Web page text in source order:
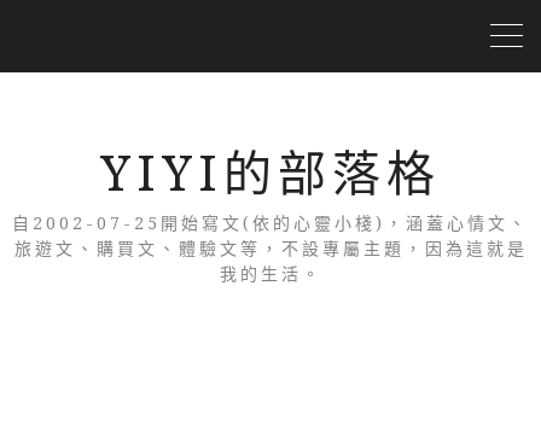
YIYI的部落格
自2002-07-25開始寫文(依的心靈小棧)，涵蓋心情文、
旅遊文、購買文、體驗文等，不設專屬主題，因為這就是
我的生活。